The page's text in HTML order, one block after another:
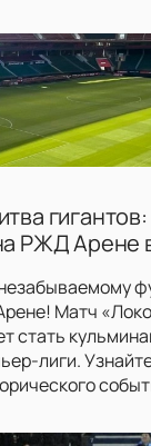
РЖД Арене
Матч
стать
лиги.